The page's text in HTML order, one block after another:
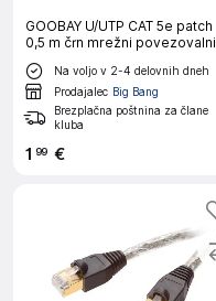
GOOBAY U/UTP CAT 5e patch
0,5 m črn mrežni povezovalni
kabel
Na voljo v 2-4 delovnih dneh
Prodajalec Big Bang
Brezplačna poštnina za člane
kluba
1 99 €